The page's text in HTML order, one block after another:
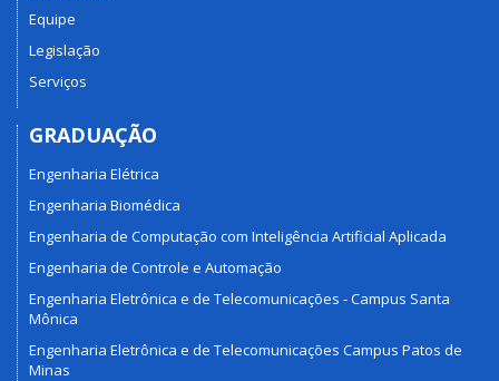
Equipe
Legislação
Serviços
GRADUAÇÃO
Engenharia Elétrica
Engenharia Biomédica
Engenharia de Computação com Inteligência Artificial Aplicada
Engenharia de Controle e Automação
Engenharia Eletrônica e de Telecomunicações - Campus Santa
Mônica
Engenharia Eletrônica e de Telecomunicações Campus Patos de
Minas